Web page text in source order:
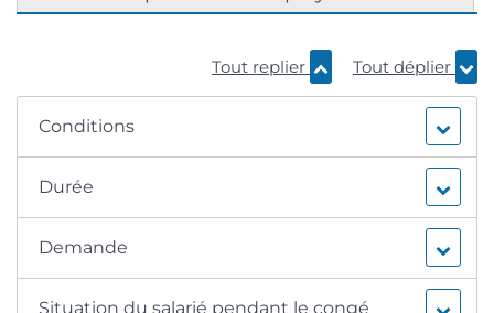
Tout replier Tout déplier
Conditions
Durée
Demande
Situation du salarié pendant le congé